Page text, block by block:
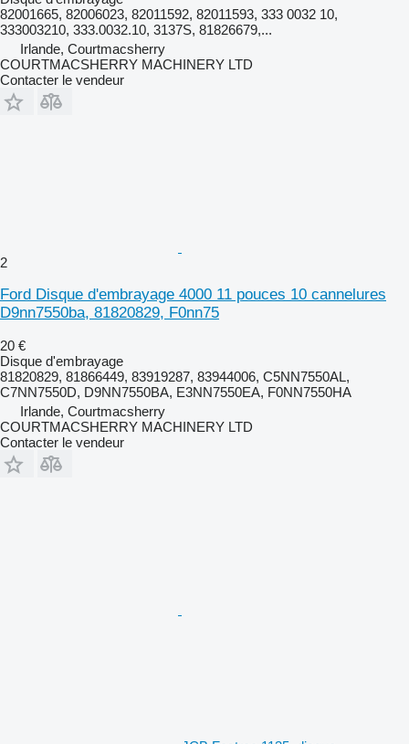
82001665, 82006023, 82011592, 82011593, 333 0032 10,
333003210, 333.0032.10, 3137S, 81826679,...
Irlande, Courtmacsherry
COURTMACSHERRY MACHINERY LTD
Contacter le vendeur
2
Ford Disque d'embrayage 4000 11 pouces 10 cannelures
D9nn7550ba, 81820829, F0nn75
20 €
Disque d'embrayage
81820829, 81866449, 83919287, 83944006, C5NN7550AL,
C7NN7550D, D9NN7550BA, E3NN7550EA, F0NN7550HA
Irlande, Courtmacsherry
COURTMACSHERRY MACHINERY LTD
Contacter le vendeur